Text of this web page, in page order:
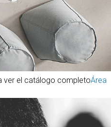
ver el catálogo completoÁrea